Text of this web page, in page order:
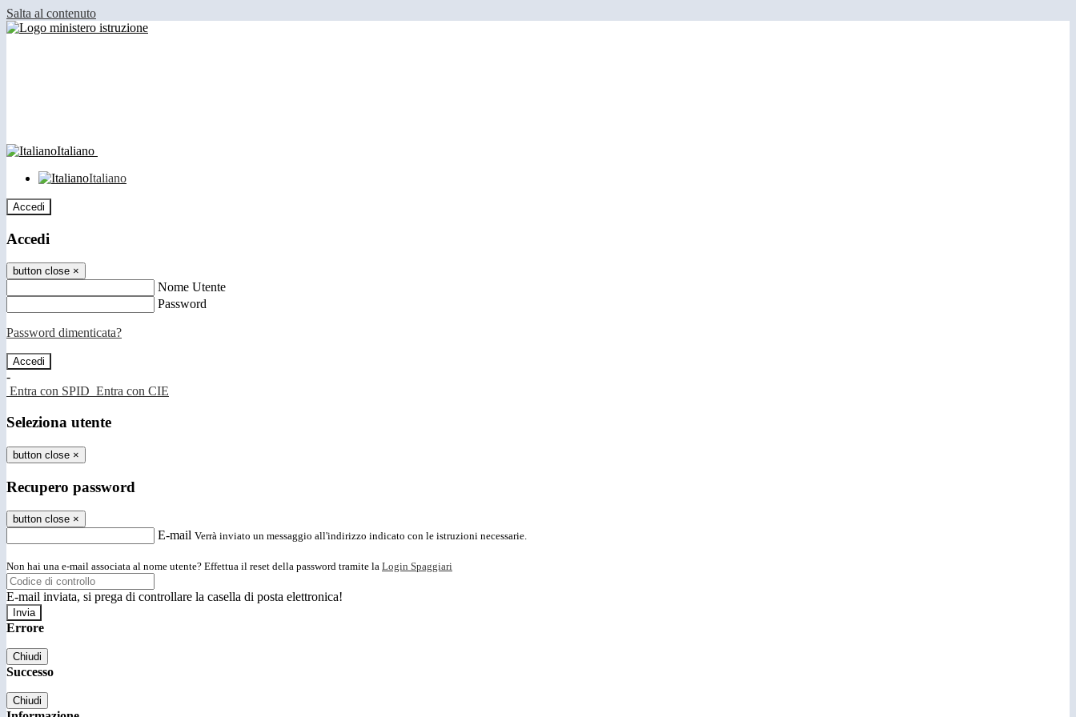
Salta al contenuto
Italiano
Italiano
Accedi
Accedi
button close ×
Nome Utente
Password
Password dimenticata?
-
Entra con SPID Entra con CIE
Seleziona utente
button close ×
Recupero password
button close ×
E-mail Verrà inviato un messaggio all'indirizzo indicato con le istruzioni necessarie.
Non hai una e-mail associata al nome utente? Effettua il reset della password tramite la Login Spaggiari
E-mail inviata, si prega di controllare la casella di posta elettronica!
Errore
Chiudi
Successo
Chiudi